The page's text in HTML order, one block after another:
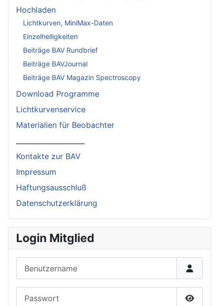
Hochladen
Lichtkurven, MiniMax-Daten
Einzelhelligkeiten
Beiträge BAV Rundbrief
Beiträge BAVJournal
Beiträge BAV Magazin Spectroscopy
Download Programme
Lichtkurvenservice
Materialien für Beobachter
Kontakte zur BAV
Impressum
Haftungsausschluß
Datenschutzerklärung
Login Mitglied